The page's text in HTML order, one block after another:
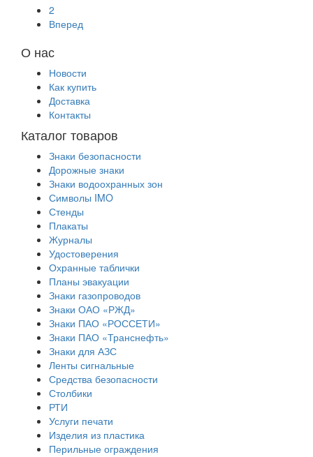
2
Вперед
О нас
Новости
Как купить
Доставка
Контакты
Каталог товаров
Знаки безопасности
Дорожные знаки
Знаки водоохранных зон
Символы IMO
Стенды
Плакаты
Журналы
Удостоверения
Охранные таблички
Планы эвакуации
Знаки газопроводов
Знаки ОАО «РЖД»
Знаки ПАО «РОССЕТИ»
Знаки ПАО «Транснефть»
Знаки для АЗС
Ленты сигнальные
Средства безопасности
Столбики
РТИ
Услуги печати
Изделия из пластика
Перильные ограждения